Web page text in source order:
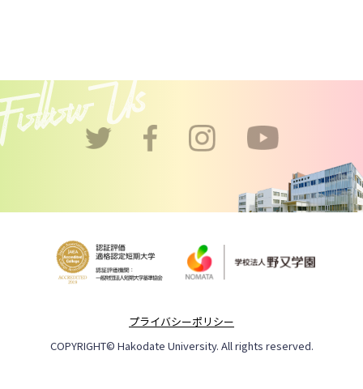
プライバシーポリシー
COPYRIGHT© Hakodate University. All rights reserved.